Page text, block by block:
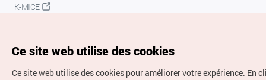
K-MICE
Ce site web utilise des cookies
Ce site web utilise des cookies pour améliorer votre expérience. En